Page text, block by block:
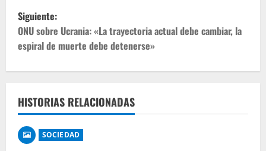
Siguiente:
ONU sobre Ucrania: «La trayectoria actual debe cambiar, la
espiral de muerte debe detenerse»
HISTORIAS RELACIONADAS
SOCIEDAD